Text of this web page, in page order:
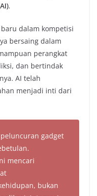
.
dalam kompetisi
bersaing dalam
perangkat
dan bertindak
AI telah
menjadi inti dari
gadget
mencari
bukan